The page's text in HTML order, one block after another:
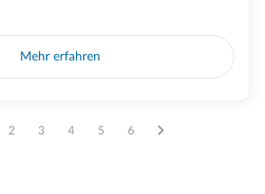
Mehr erfahren
sur la page
Vous êtes sur la page
2 Vous êtes sur la page
3 Vous êtes sur la page
4 Vous êtes sur la page
5 Vous êtes sur la page
6